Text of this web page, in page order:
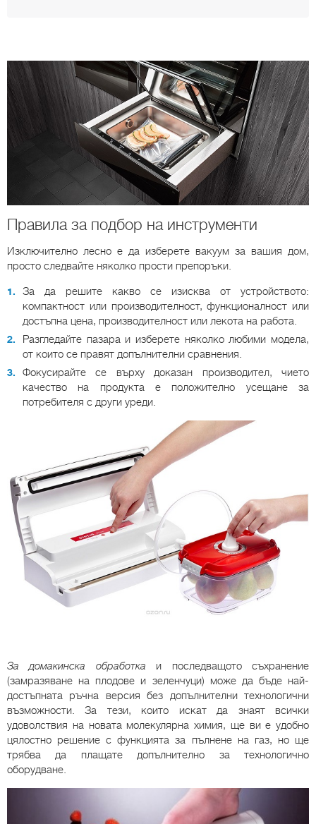
Правила за подбор на инструменти
Изключително лесно е да изберете вакуум за вашия дом,
просто следвайте няколко прости препоръки.
За да решите какво се изисква от устройството:
компактност или производителност, функционалност или
достъпна цена, производителност или лекота на работа.
Разгледайте пазара и изберете няколко любими модела,
от които се правят допълнителни сравнения.
Фокусирайте се върху доказан производител, чието
качество на продукта е положително усещане за
потребителя с други уреди.
За домакинска обработка и последващото съхранение
(замразяване на плодове и зеленчуци) може да бъде най-
достъпната ръчна версия без допълнителни технологични
възможности. За тези, които искат да знаят всички
удоволствия на новата молекулярна химия, ще ви е удобно
цялостно решение с функцията за пълнене на газ, но ще
трябва да плащате допълнително за технологично
оборудване.